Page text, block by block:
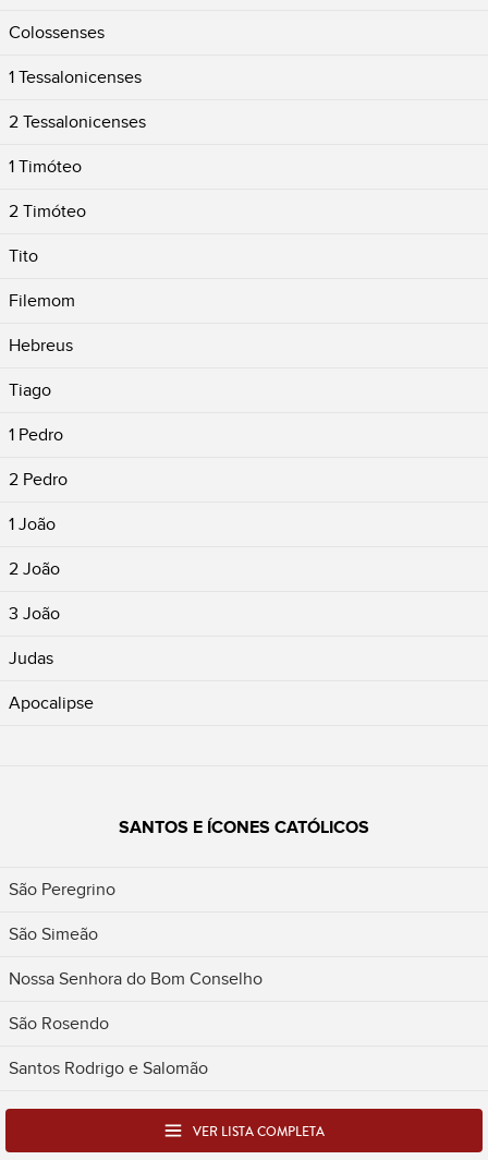
Colossenses
1 Tessalonicenses
2 Tessalonicenses
1 Timóteo
2 Timóteo
Tito
Filemom
Hebreus
Tiago
1 Pedro
2 Pedro
1 João
2 João
3 João
Judas
Apocalipse
SANTOS E ÍCONES CATÓLICOS
São Peregrino
São Simeão
Nossa Senhora do Bom Conselho
São Rosendo
Santos Rodrigo e Salomão
VER LISTA COMPLETA